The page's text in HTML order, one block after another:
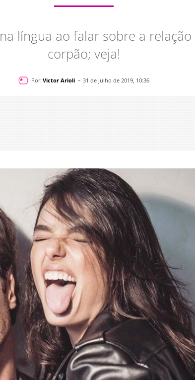
língua ao falar sobre a
corpão; veja!
Por: Victor Arioli - 31 de julho de 2019, 10:36